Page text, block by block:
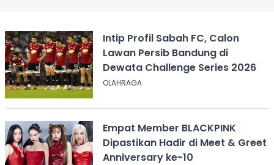
Intip Profil Sabah FC, Calon
Lawan Persib Bandung di
Dewata Challenge Series 2026
OLAHRAGA
Empat Member BLACKPINK
Dipastikan Hadir di Meet & Greet
Anniversary ke-10